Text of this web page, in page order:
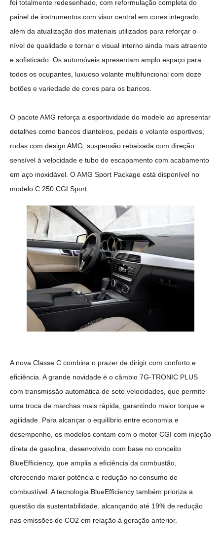
foi totalmente redesenhado, com reformulação completa do
painel de instrumentos com visor central em cores integrado,
além da atualização dos materiais utilizados para reforçar o
nível de qualidade e tornar o visual interno ainda mais atraente
e sofisticado. Os automóveis apresentam amplo espaço para
todos os ocupantes, luxuoso volante multifuncional com doze
botões e variedade de cores para os bancos.
O pacote AMG reforça a esportividade do modelo ao apresentar
detalhes como bancos dianteiros, pedais e volante esportivos;
rodas com design AMG; suspensão rebaixada com direção
sensível à velocidade e tubo do escapamento com acabamento
em aço inoxidável. O AMG Sport Package está disponível no
modelo C 250 CGI Sport.
A nova Classe C combina o prazer de dirigir com conforto e
eficiência. A grande novidade é o câmbio 7G-TRONIC PLUS
com transmissão automática de sete velocidades, que permite
uma troca de marchas mais rápida, garantindo maior torque e
agilidade. Para alcançar o equilíbrio entre economia e
desempenho, os modelos contam com o motor CGI com injeção
direta de gasolina, desenvolvido com base no conceito
BlueEfficiency, que amplia a eficiência da combustão,
oferecendo maior potência e redução no consumo de
combustível. A tecnologia BlueEfficiency também prioriza a
questão da sustentabilidade, alcançando até 19% de redução
nas emissões de CO2 em relação à geração anterior.